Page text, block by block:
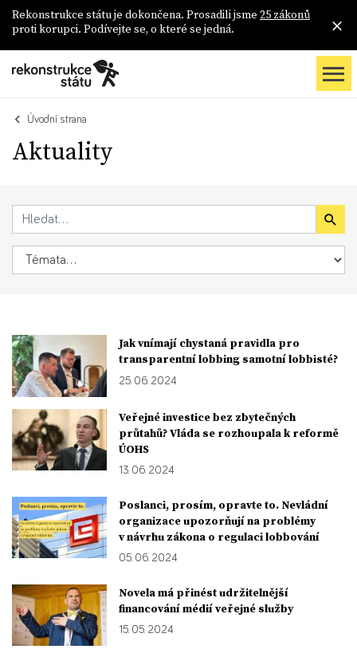
Rekonstrukce státu je dokončena. Prosadili jsme 25 zákonů
proti korupci. Podívejte se, o které se jedná.
Úvodní strana
Aktuality
Jak vnímají chystaná pravidla pro
transparentní lobbing samotní lobbisté?
25. 06. 2024
Veřejné investice bez zbytečných
průtahů? Vláda se rozhoupala k reformě
ÚOHS
13. 06. 2024
Poslanci, prosím, opravte to. Nevládní
organizace upozorňují na problémy
v návrhu zákona o regulaci lobbování
05. 06. 2024
Novela má přinést udržitelnější
financování médií veřejné služby
15. 05. 2024